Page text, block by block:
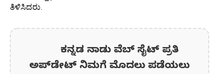
ತಿಳಿಸಿದರು.
ಕನ್ನಡ ನಾಡು ವೆಬ್ ಸೈಟ್ ಪ್ರತಿ
ಅಪ್‌ಡೇಟ್‌ ನಿಮಗೆ ಮೊದಲು ಪಡೆಯಲು